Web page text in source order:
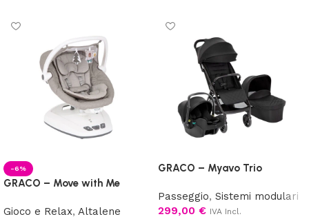
-6%
GRACO – Move with Me
Gioco e Relax, Altalene
GRACO – Myavo Trio
Passeggio, Sistemi modulari
299,00 € IVA Incl.